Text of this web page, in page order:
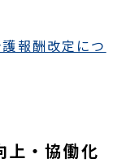
報酬改定につ
上・協働化